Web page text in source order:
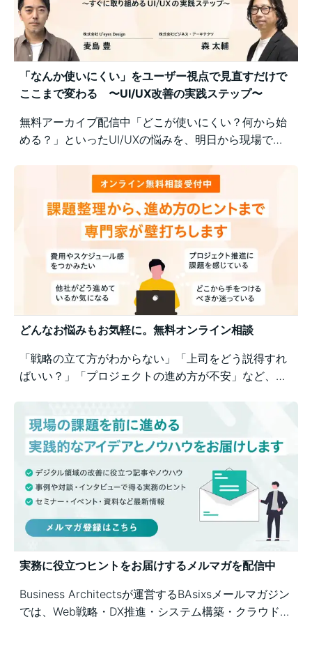
「なんか使いにくい」をユーザー視点で見直すだけで
ここまで変わる 〜UI/UX改善の実践ステップ〜
無料アーカイブ配信中「どこが使いにくい？何から始
める？」といったUI/UXの悩みを、明日から現場で実
の意識差に悩む方にもおすすめの実践型セミナーで
どんなお悩みもお気軽に。無料オンライン相談
「戦略の立て方がわからない」「上司をどう説得すれ
ばいい？」「プロジェクトの進め方が不安」など、業
実務に役立つヒントをお届けするメルマガを配信中
Business Architectsが運営するBAsixsメールマガジン
では、Web戦略・DX推進・システム構築・クラウド活